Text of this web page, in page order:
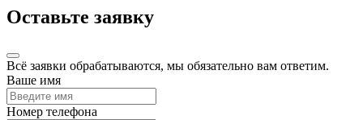
Оставьте заявку
Всё заявки обрабатываются, мы обязательно вам ответим.
Ваше имя
Номер телефона